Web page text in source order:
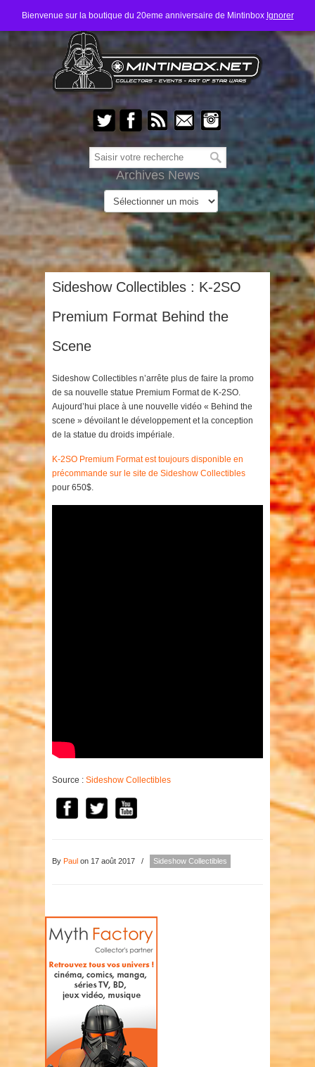
Bienvenue sur la boutique du 20eme anniversaire de Mintinbox Ignorer
Archives News
Sideshow Collectibles : K-2SO
Premium Format Behind the
Scene
Sideshow Collectibles n’arrête plus de faire la promo
de sa nouvelle statue Premium Format de K-2SO.
Aujourd’hui place à une nouvelle vidéo « Behind the
scene » dévoilant le développement et la conception
de la statue du droids impériale.
K-2SO Premium Format est toujours disponible en
précommande sur le site de Sideshow Collectibles
pour 650$.
Source : Sideshow Collectibles
By Paul on 17 août 2017 / Sideshow Collectibles